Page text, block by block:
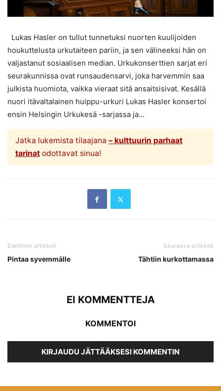
Lukas Hasler on tullut tunnetuksi nuorten kuulijoiden
houkuttelusta urkutaiteen pariin, ja sen välineeksi hän on
valjastanut sosiaalisen median. Urkukonserttien sarjat eri
seurakunnissa ovat runsaudensarvi, joka harvemmin saa
julkista huomiota, vaikka vieraat sitä ansaitsisivat. Kesällä
nuori itävaltalainen huippu-urkuri Lukas Hasler konsertoi
ensin Helsingin Urkukesä -sarjassa ja...
Jatka lukemista tilaajana – kulttuurin parhaat
tarinatodottavat sinua!
Edellinen artikkeli
Pintaa syvemmälle
Seuraava artikkeli
Tähtiin kurkottamassa
EI KOMMENTTEJA
KOMMENTOI
KIRJAUDU JÄTTÄÄKSESI KOMMENTIN